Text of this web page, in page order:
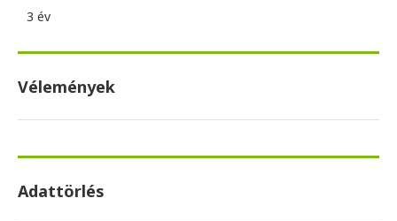
3 év
Vélemények
Adattörlés